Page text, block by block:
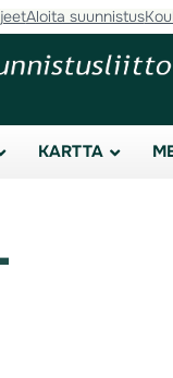
Aloita suunnistus
KARTTA